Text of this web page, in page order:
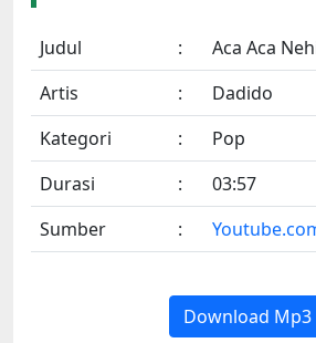
Judul :
Aca Aca
Artis
:
Dadido
Kategori
:
Pop
Durasi
:
03:57
Sumber
:
Download Mp3